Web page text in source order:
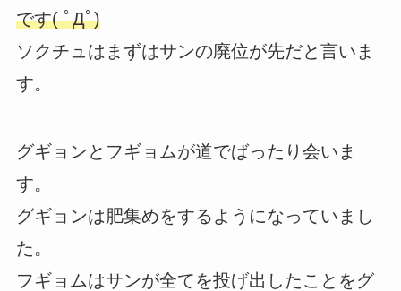
です( ﾟДﾟ)
ソクチュはまずはサンの廃位が先だと言いま
す。
グギョンとフギョムが道でばったり会いま
す。
グギョンは肥集めをするようになっていまし
た。
フギョムはサンが全てを投げ出したことをグ